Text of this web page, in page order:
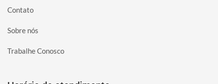
Contato
Sobre nós
Trabalhe Conosco